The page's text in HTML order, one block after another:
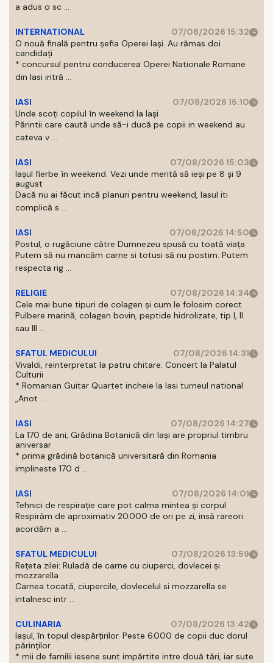
a adus o sc ...
INTERNATIONAL
07/08/2026 15:32
O nouă finală pentru șefia Operei Iași. Au rămas doi
candidați
* concursul pentru conducerea Operei Nationale Romane
din Iasi intră ...
IASI
07/08/2026 15:10
Unde scoți copilul în weekend la Iași
Părintii care caută unde să-i ducă pe copii in weekend au
cateva v ...
IASI
07/08/2026 15:03
Iașul fierbe în weekend. Vezi unde merită să ieși pe 8 și 9
august
Dacă nu ai făcut incă planuri pentru weekend, Iasul iti
complică s ...
IASI
07/08/2026 14:50
Postul, o rugăciune către Dumnezeu spusă cu toată viața
Putem să nu mancăm carne si totusi să nu postim. Putem
respecta rig ...
RELIGIE
07/08/2026 14:34
Cele mai bune tipuri de colagen și cum le folosim corect
Pulbere marină, colagen bovin, peptide hidrolizate, tip I, II
sau III ...
SFATUL MEDICULUI
07/08/2026 14:31
Vivaldi, reinterpretat la patru chitare. Concert la Palatul
Culturii
* Romanian Guitar Quartet incheie la Iasi turneul national
„Anot ...
IASI
07/08/2026 14:27
La 170 de ani, Grădina Botanică din Iași are propriul timbru
aniversar
* prima grădină botanică universitară din Romania
implineste 170 d ...
IASI
07/08/2026 14:01
Tehnici de respirație care pot calma mintea și corpul
Respirăm de aproximativ 20.000 de ori pe zi, insă rareori
acordăm a ...
SFATUL MEDICULUI
07/08/2026 13:59
Rețeta zilei: Ruladă de carne cu ciuperci, dovlecei și
mozzarella
Carnea tocată, ciupercile, dovlecelul si mozzarella se
intalnesc intr ...
CULINARIA
07/08/2026 13:42
Iașul, în topul despărțirilor. Peste 6.000 de copii duc dorul
părinților
* mii de familii iesene sunt impărtite intre două tări, iar sute